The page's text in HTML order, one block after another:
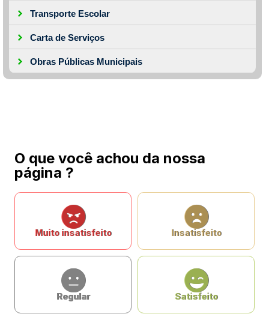
Transporte Escolar
Carta de Serviços
Obras Públicas Municipais
O que você achou da nossa
página ?
Muito insatisfeito Insatisfeito
Regular Satisfeito